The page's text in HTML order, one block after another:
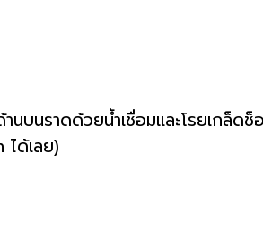
นราดด้วยน้ำเชื่อมและโรยเกล็ดช็
ด้เลย)